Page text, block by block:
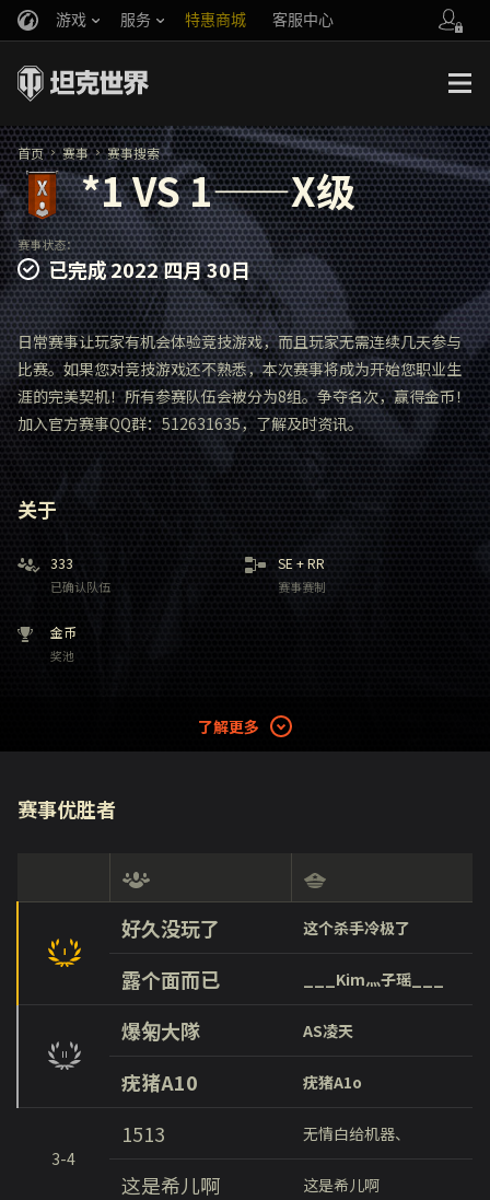
游戏 服务 特惠商城 客服中心
你好，吾久
万圣节
《以战止战》
官方自媒体
首页 赛事 赛事搜索
*1 VS 1——X级
赛事状态：
已完成2022 四月 30日
日常赛事让玩家有机会体验竞技游戏，而且玩家无需连续几天参与
比赛。如果您对竞技游戏还不熟悉，本次赛事将成为开始您职业生
涯的完美契机！所有参赛队伍会被分为8组。争夺名次，赢得金币！
加入官方赛事QQ群：512631635，了解及时资讯。
关于
333
已确认队伍
SE +RR
赛事赛制
金币
奖池
了解更多
赛事优胜者
好久没玩了 这个杀手冷极了
露个面而已 ___Kim灬子瑶___
爆匊大隊 AS凌天
疣猪A10 疣猪A1o
3-4
1513 无情白给机器、
这是希儿啊 这是希儿啊